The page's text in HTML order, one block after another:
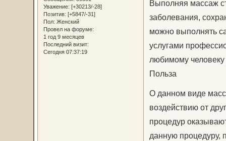
Уважение: [+30213/-28]
Позитив: [+5847/-31]
Пол: Женский
Провел на форуме:
1 год 9 месяцев
Последний визит:
Сегодня 07:37:19
Выполняя массаж
заболевания,
можно выполнять
услугами
любимому человеку
Польза
О данном виде
воздействию от
процедур
данную процедуру,